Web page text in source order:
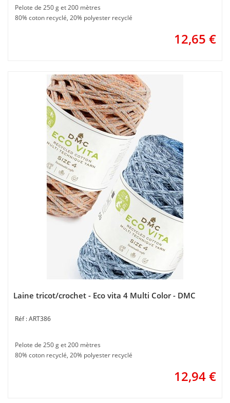
Pelote de 250 g et 200 mètres
80% coton recyclé, 20% polyester recyclé
12,65 €
Laine tricot/crochet - Eco vita 4 Multi Color - DMC
ART386
Pelote de 250 g et 200 mètres
80% coton recyclé, 20% polyester recyclé
12,94€